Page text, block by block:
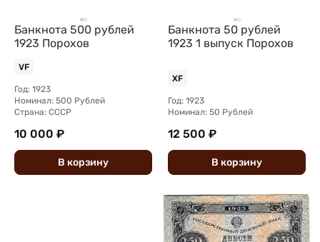
Банкнота 500 рублей
1923 Порохов
VF
Год: 1923
Номинал: 500 Рублей
Страна: СССР
10 000 ₽
В корзину
Банкнота 50 рублей
1923 1 выпуск Порохов
XF
Год: 1923
Номинал: 50 Рублей
12 500 ₽
В корзину